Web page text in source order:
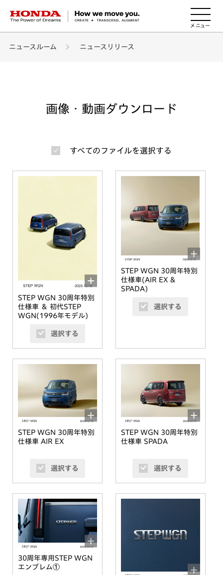
HONDA The Power of Dreams
ニュースルーム ニュースリリース
画像・動画ダウンロード
すべてのファイルを選択する
STEP WGN 30周年特別
仕様車 ＆ 初代STEP
WGN(1996年モデル)
選択する
STEP WGN 30周年特別
仕様車(AIR EX &
SPADA)
選択する
STEP WGN 30周年特別
仕様車 AIR EX
選択する
STEP WGN 30周年特別
仕様車 SPADA
選択する
30周年専用STEP WGN
エンブレム①